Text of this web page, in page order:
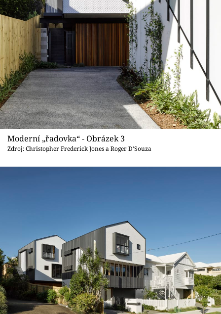
Moderní „řadovka“ - Obrázek 3
Zdroj: Christopher Frederick Jones a Roger D'Souza